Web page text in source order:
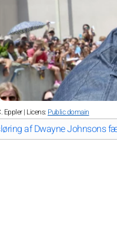
Eppler | Licens: Public domain
af Dwayne Johnsons